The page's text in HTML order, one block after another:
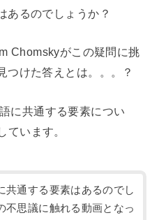
あるのでしょうか？
Chomskyがこの疑問に挑
つけた答えとは。。。？
に共通する要素につい
ています。
共通する要素はあるのでし
不思議に触れる動画となっ